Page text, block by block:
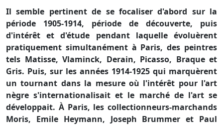
Il semble pertinent de se focaliser d'abord sur la
période 1905-1914, période de découverte, puis
d'intérêt et d'étude pendant laquelle évoluèrent
pratiquement simultanément à Paris, des peintres
tels Matisse, Vlaminck, Derain, Picasso, Braque et
Gris. Puis, sur les années 1914-1925 qui marquèrent
un tournant dans la mesure où l'intérêt pour l'art
nègre s'internationalisait et le marché de l'art se
développait. À Paris, les collectionneurs-marchands
Moris, Emile Heymann, Joseph Brummer et Paul